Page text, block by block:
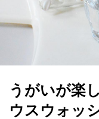
うがいが楽
ウスウォッ